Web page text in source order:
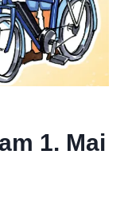
1. Mai